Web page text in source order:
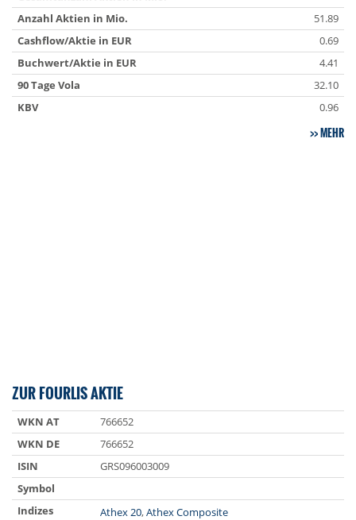
Anzahl Aktien in Mio.
51.89
Cashflow/Aktie in EUR
0.69
Buchwert/Aktie in EUR
4.41
90 Tage Vola
32.10
KBV
0.96
MEHR
ZUR FOURLIS AKTIE
WKN AT
766652
WKN DE
766652
ISIN
GRS096003009
Symbol
Indizes
Athex 20,Athex Composite